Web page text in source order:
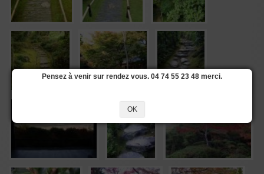
Pensez à venir sur rendez vous. 04 74 55 23 48 merci.
OK